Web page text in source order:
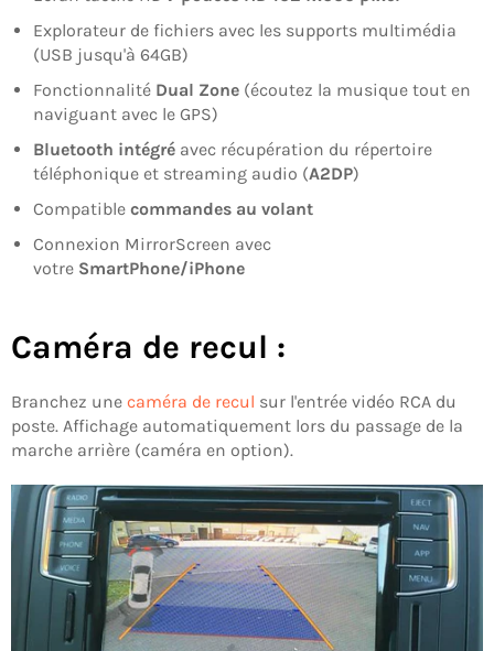
Explorateur de fichiers avec les supports multimédia
(USB jusqu'à 64GB)
Fonctionnalité Dual Zone (écoutez la musique tout en
naviguant avec le GPS)
Bluetooth intégré avec récupération du répertoire
téléphonique et streaming audio (A2DP)
Compatible commandes au volant
Connexion MirrorScreen avec
votre SmartPhone/iPhone
Caméra de recul :
Branchez une caméra de recul sur l'entrée vidéo RCA du
poste. Affichage automatiquement lors du passage de la
marche arrière (caméra en option).